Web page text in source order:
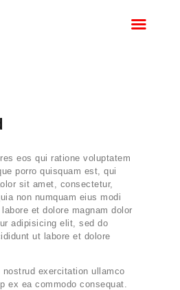
REPAIRS
eos qui ratione voluptatem
porro quisquam est, qui
sit amet, consectetur,
non numquam eius modi
et dolore magnam dolor
adipisicing elit, sed do
ut labore et dolore
exercitation ullamco
ex ea commodo consequat.